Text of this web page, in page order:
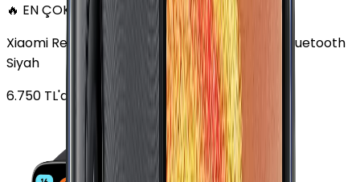
🔥 EN ÇOK SATAN
Xiaomi Redmi Watch 3 Active Plastik 47mm Bluetooth
Siyah
6.750 TL'den başlayan fiyatlar